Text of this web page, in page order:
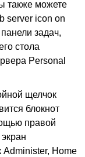
также можете
server icon on
задач,
стола
Personal
щелчок
блокнот
правой
Administer, Home